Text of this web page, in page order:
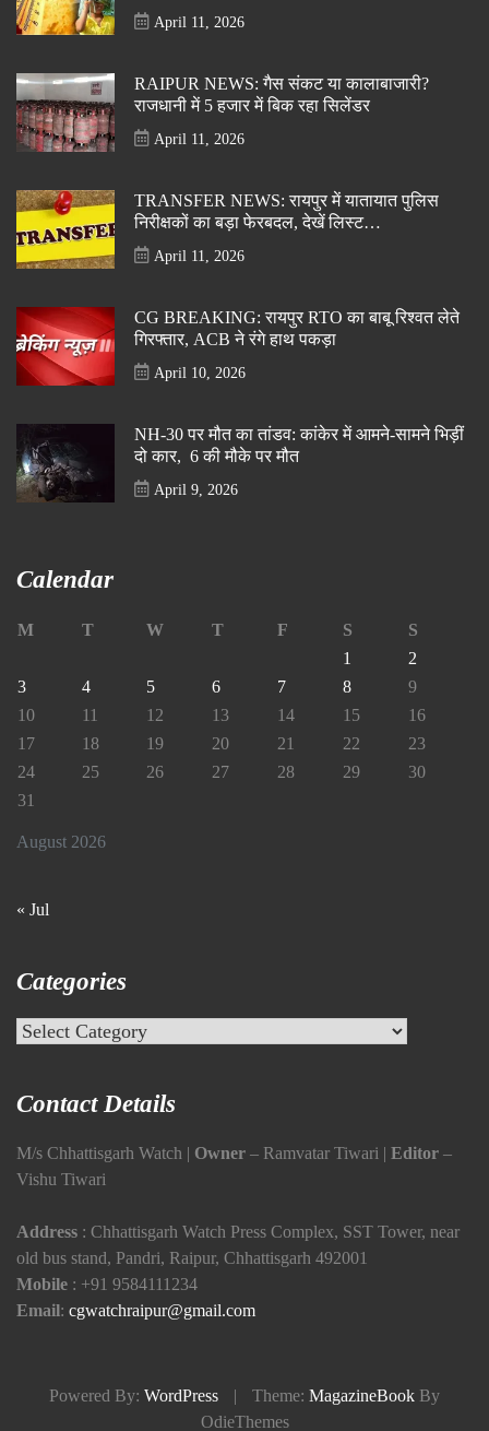
April 11, 2026
RAIPUR NEWS: गैस संकट या कालाबाजारी?
राजधानी में 5 हजार में बिक रहा सिलेंडर
April 11, 2026
TRANSFER NEWS: रायपुर में यातायात पुलिस
निरीक्षकों का बड़ा फेरबदल, देखें लिस्ट…
April 11, 2026
CG BREAKING: रायपुर RTO का बाबू रिश्वत लेते
गिरफ्तार, ACB ने रंगे हाथ पकड़ा
April 10, 2026
NH-30 पर मौत का तांडव: कांकेर में आमने-सामने भिड़ीं
दो कार, 6 की मौके पर मौत
April 9, 2026
Calendar
August 2026
M T W T F S
S
1
2
3
4 5 6 7 8
9
10
11 12 13 14 15
16
17
18 19 20 21 22
23
24
25 26 27 28 29
30
31
« Jul
Categories
Categories
Contact Details
M/s Chhattisgarh Watch | Owner – Ramvatar Tiwari | Editor –
Vishu Tiwari
Address : Chhattisgarh Watch Press Complex, SST Tower, near
old bus stand, Pandri, Raipur, Chhattisgarh 492001
Mobile : +91 9584111234
Email: cgwatchraipur@gmail.com
Powered By: WordPress | Theme: MagazineBook By
OdieThemes